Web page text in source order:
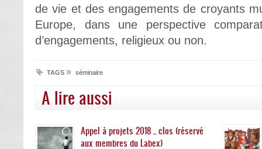
de vie et des engagements de croyants
Europe, dans une perspective
d’engagements, religieux ou non.
TAGS » séminaire
A lire aussi
Appel à projets 2018 _ clos (réservé
aux membres du Labex)